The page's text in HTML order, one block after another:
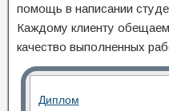
помощь в написании
Каждому клиенту
качество выполненных
Диплом